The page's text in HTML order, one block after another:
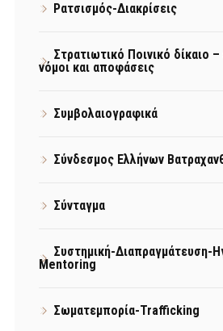
Ρατσισμός-Διακρίσεις
Στρατιωτικό Ποινικό δίκαιο –
νόμοι και αποφάσεις
Συμβολαιογραφικά
Σύνδεσμος Ελλήνων
Σύνταγμα
Συστημική-Διαπραγμάτευση-
Mentoring
Σωματεμπορία-Trafficking